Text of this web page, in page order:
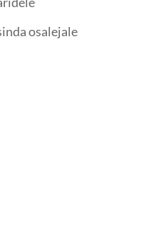
osalejale